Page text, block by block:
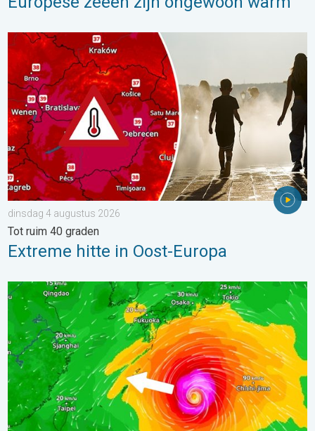
Extreme hitte in Oost-Europa. Tot ruim 40 graden. . . dinsdag
dinsdag 4 augustus 2026
Tot ruim 40 graden
Extreme hitte in Oost-Europa
Tyfoon Dolphin op weg naar Japan. Veel regen en wind. . .